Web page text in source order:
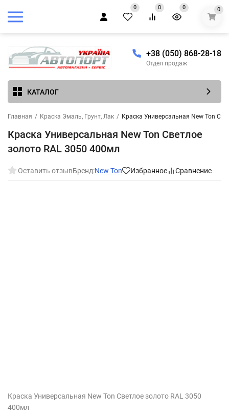
0 0 0 0
+38 (050) 868-28-18
Отдел продаж
КАТАЛОГ
Главная / Краска Эмаль, Грунт, Лак / Краска Универсальная New Ton
Краска Универсальная New Ton Светлое
золото RAL 3050 400мл
Оставить отзывБренд:New Ton Избранное Сравнение
Краска Универсальная New Ton Светлое золото RAL 3050
400мл